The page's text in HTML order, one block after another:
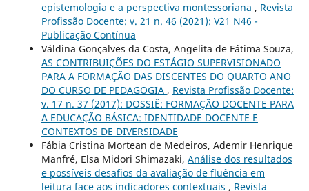
epistemologia e a perspectiva montessoriana , Revista
Profissão Docente: v. 21 n. 46 (2021): V21 N46 -
Publicação Contínua
Váldina Gonçalves da Costa, Angelita de Fátima Souza,
AS CONTRIBUIÇÕES DO ESTÁGIO SUPERVISIONADO
PARA A FORMAÇÃO DAS DISCENTES DO QUARTO ANO
DO CURSO DE PEDAGOGIA , Revista Profissão Docente:
v. 17 n. 37 (2017): DOSSIÊ: FORMAÇÃO DOCENTE PARA
A EDUCAÇÃO BÁSICA: IDENTIDADE DOCENTE E
CONTEXTOS DE DIVERSIDADE
Fábia Cristina Mortean de Medeiros, Ademir Henrique
Manfré, Elsa Midori Shimazaki, Análise dos resultados
e possíveis desafios da avaliação de fluência em
leitura face aos indicadores contextuais , Revista